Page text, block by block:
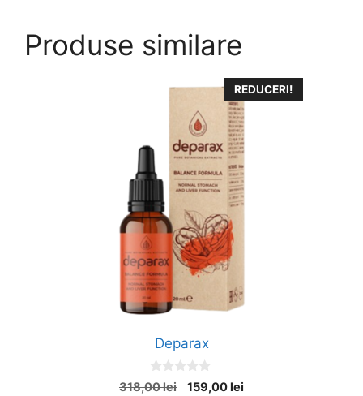
Produse similare
REDUCERI!
Deparax
0
o
318,00lei
Prețul
159,00lei